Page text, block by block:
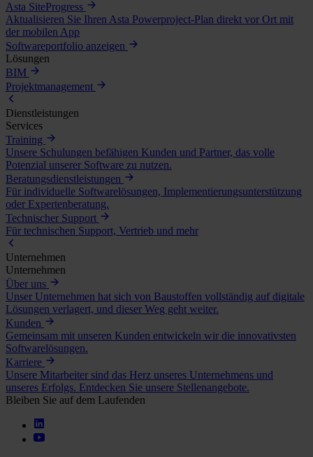
Asta SiteProgress
Aktualisieren Sie Ihren Asta Powerproject-Plan direkt vor Ort mit
der mobilen App
Softwareportfolio anzeigen
Lösungen
BIM
Projektmanagement
Dienstleistungen
Services
Training
Unsere Schulungen befähigen Kunden und Partner, das volle
Potenzial unserer Software zu nutzen.
Beratungsdienstleistungen
Für individuelle Softwarelösungen, Implementierungsunterstützung
oder Expertenberatung.
Technischer Support
Für technischen Support, Vertrieb und mehr
Unternehmen
Unternehmen
Über uns
Unser Unternehmen hat sich von Baustoffen vollständig auf digitale
Lösungen verlagert, und dieser Weg geht weiter.
Kunden
Gemeinsam mit unseren Kunden entwickeln wir die innovativsten
Softwarelösungen.
Karriere
Unsere Mitarbeiter sind das Herz unseres Unternehmens und
unseres Erfolgs. Entdecken Sie unsere Stellenangebote.
Bleiben Sie auf dem Laufenden